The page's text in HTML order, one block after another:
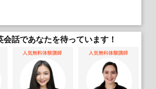
話であなたを待っています！